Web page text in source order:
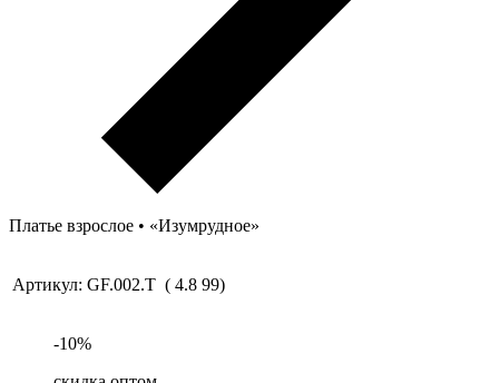
Платье взрослое • «Изумрудное»
Артикул: GF.002.T ( 4.8 99)
-10%